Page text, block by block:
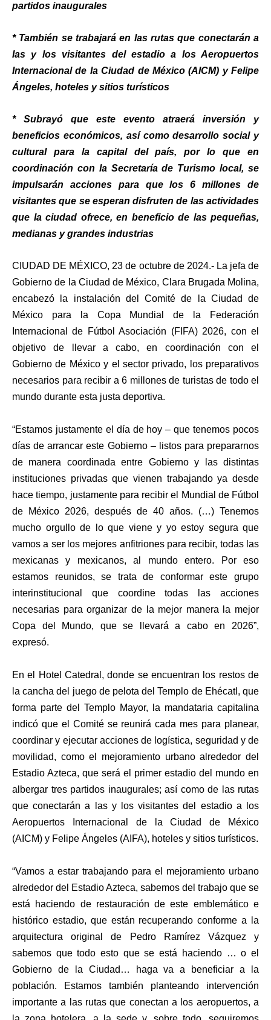
partidos inaugurales
* También se trabajará en las rutas que conectarán a
las y los visitantes del estadio a los Aeropuertos
Internacional de la Ciudad de México (AICM) y Felipe
Ángeles, hoteles y sitios turísticos
* Subrayó que este evento atraerá inversión y
beneficios económicos, así como desarrollo social y
cultural para la capital del país, por lo que en
coordinación con la Secretaría de Turismo local, se
impulsarán acciones para que los 6 millones de
visitantes que se esperan disfruten de las actividades
que la ciudad ofrece, en beneficio de las pequeñas,
medianas y grandes industrias
CIUDAD DE MÉXICO, 23 de octubre de 2024.- La jefa de
Gobierno de la Ciudad de México, Clara Brugada Molina,
encabezó la instalación del Comité de la Ciudad de
México para la Copa Mundial de la Federación
Internacional de Fútbol Asociación (FIFA) 2026, con el
objetivo de llevar a cabo, en coordinación con el
Gobierno de México y el sector privado, los preparativos
necesarios para recibir a 6 millones de turistas de todo el
mundo durante esta justa deportiva.
“Estamos justamente el día de hoy – que tenemos pocos
días de arrancar este Gobierno – listos para prepararnos
de manera coordinada entre Gobierno y las distintas
instituciones privadas que vienen trabajando ya desde
hace tiempo, justamente para recibir el Mundial de Fútbol
de México 2026, después de 40 años. (…) Tenemos
mucho orgullo de lo que viene y yo estoy segura que
vamos a ser los mejores anfitriones para recibir, todas las
mexicanas y mexicanos, al mundo entero. Por eso
estamos reunidos, se trata de conformar este grupo
interinstitucional que coordine todas las acciones
necesarias para organizar de la mejor manera la mejor
Copa del Mundo, que se llevará a cabo en 2026”,
expresó.
En el Hotel Catedral, donde se encuentran los restos de
la cancha del juego de pelota del Templo de Ehécatl, que
forma parte del Templo Mayor, la mandataria capitalina
indicó que el Comité se reunirá cada mes para planear,
coordinar y ejecutar acciones de logística, seguridad y de
movilidad, como el mejoramiento urbano alrededor del
Estadio Azteca, que será el primer estadio del mundo en
albergar tres partidos inaugurales; así como de las rutas
que conectarán a las y los visitantes del estadio a los
Aeropuertos Internacional de la Ciudad de México
(AICM) y Felipe Ángeles (AIFA), hoteles y sitios turísticos.
“Vamos a estar trabajando para el mejoramiento urbano
alrededor del Estadio Azteca, sabemos del trabajo que se
está haciendo de restauración de este emblemático e
histórico estadio, que están recuperando conforme a la
arquitectura original de Pedro Ramírez Vázquez y
sabemos que todo esto que se está haciendo … o el
Gobierno de la Ciudad… haga va a beneficiar a la
población. Estamos también planteando intervención
importante a las rutas que conectan a los aeropuertos, a